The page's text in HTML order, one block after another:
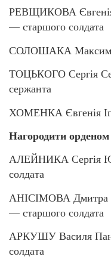
РЕВЩИКОВА Євгенія
— старшого солдата
СОЛОШАКА Максима
ТОЦЬКОГО Сергія
сержанта
ХОМЕНКА Євгенія
Нагородити
АЛЕЙНИКА Сергія
солдата
АНІСІМОВА Дмитра
— старшого солдата
АРКУШУ Василя
солдата